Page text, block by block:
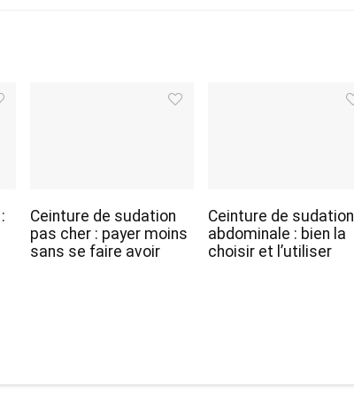
Ceinture de sudation
pas cher : payer moins
sans se faire avoir
Ceinture de sudation
abdominale : bien la
choisir et l’utiliser